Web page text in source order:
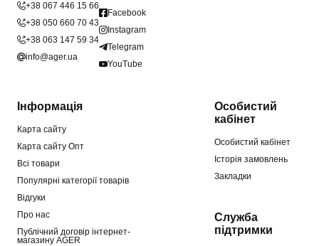
+38 067 446 15 66
+38 050 660 70 43
+38 063 147 59 34
info@ager.ua
Facebook
Instagram
Telegram
YouTube
Інформація
Карта сайту
Карта сайту Опт
Всі товари
Популярні категорії товарів
Відгуки
Про нас
Публічний договір інтернет-
магазину AGER
Особистий
кабінет
Особистий кабінет
Історія замовлень
Закладки
Служба
підтримки